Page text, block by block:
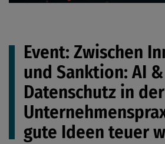
Event: Zwischen
und Sanktion: AI &
Datenschutz in der
gute Ideen teuer